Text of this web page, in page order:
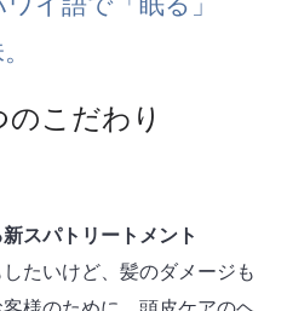
のこだわり
スパトリートメント
たいけど、髪のダメージも